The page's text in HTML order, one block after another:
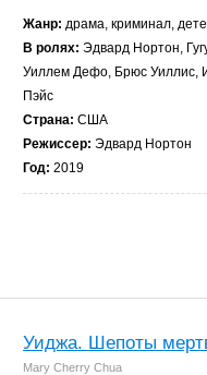
Жанр: драма, криминал,
В ролях: Эдвард Нортон,
Уиллем Дефо, Брюс Уиллис,
Пэйс
Страна: США
Режиссер: Эдвард Нортон
Год: 2019
Уиджа. Шепоты
Mary Cherry Chua